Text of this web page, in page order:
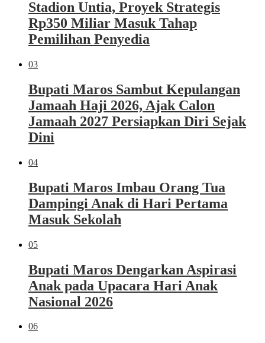
Stadion Untia, Proyek Strategis
Rp350 Miliar Masuk Tahap
Pemilihan Penyedia
03
Bupati Maros Sambut Kepulangan
Jamaah Haji 2026, Ajak Calon
Jamaah 2027 Persiapkan Diri Sejak
Dini
04
Bupati Maros Imbau Orang Tua
Dampingi Anak di Hari Pertama
Masuk Sekolah
05
Bupati Maros Dengarkan Aspirasi
Anak pada Upacara Hari Anak
Nasional 2026
06